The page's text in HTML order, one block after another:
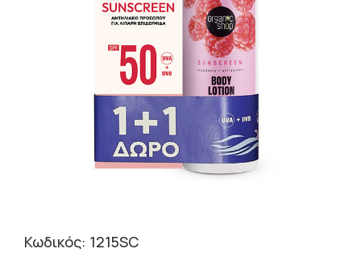
Κωδικός: 1215SC